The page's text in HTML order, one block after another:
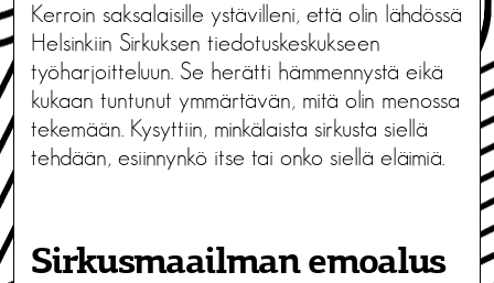
Kerroin saksalaisille ystävilleni, että olin lähdössä
Helsinkiin Sirkuksen tiedotuskeskukseen
työharjoitteluun. Se herätti hämmennystä eikä
kukaan tuntunut ymmärtävän, mitä olin menossa
tekemään. Kysyttiin, minkälaista sirkusta siellä
tehdään, esiinnynkö itse tai onko siellä eläimiä.
Sirkusmaailman emoalus